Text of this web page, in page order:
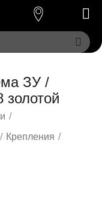
ЗУ /
/
/ Крепления /